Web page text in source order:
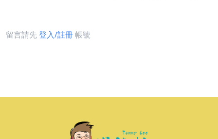
留言請先登入/註冊帳號